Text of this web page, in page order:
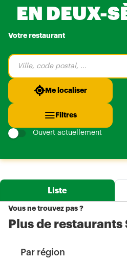
EN DEUX-
Votre restaurant
Veuillez
renseigner
une
adresse
Me localiser
Filtres
Ouvert actuellement
Liste
Vous ne trouvez pas ?
Plus de restaurants
Par région